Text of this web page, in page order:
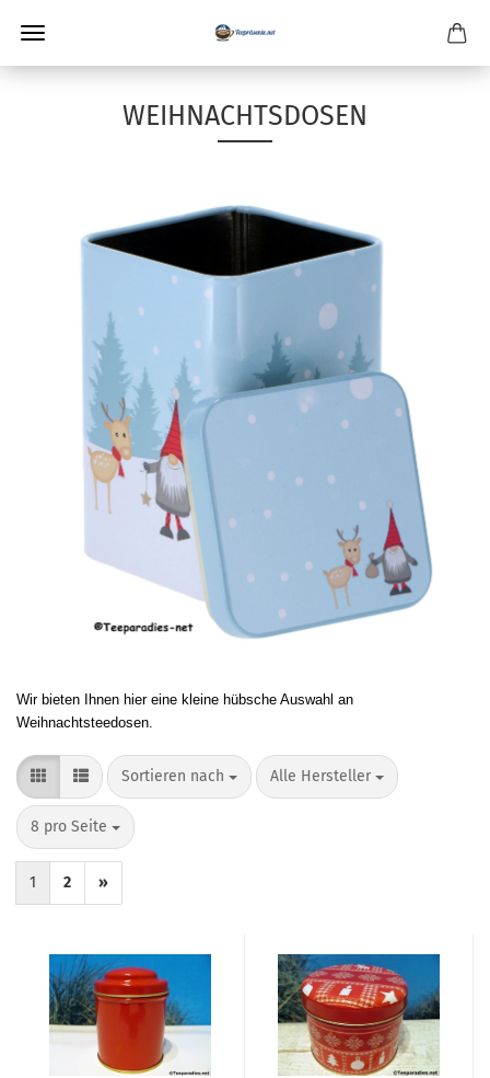
WEIHNACHTSDOSEN
Wir bieten Ihnen hier eine kleine hübsche Auswahl an
Weihnachtsteedosen.
Sortieren nach
Sortieren nach Alle Hersteller
pro Seite
8 pro Seite
pro Seite
1 2 »